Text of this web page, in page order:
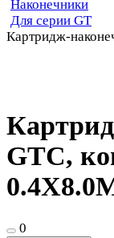
Наконечники
Для серии GT
Картридж-
GTC,
0